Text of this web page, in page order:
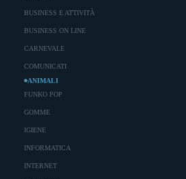
BUSINESS E ATTIVITÀ
BUSINESS ON LINE
CARNEVALE
COMUNICATI
ANIMALI
FUNKO POP
GOMME
IGIENE
INFORMATICA
INTERNET